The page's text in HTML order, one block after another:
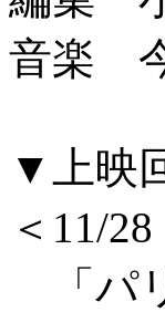
音楽
▼上映
＜11/
「パ